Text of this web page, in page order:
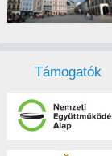
Támogatók